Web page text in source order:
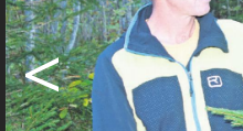
noch», sagt er auf
Zukunft könnte es
schwieriger
im Saanenland gut
<